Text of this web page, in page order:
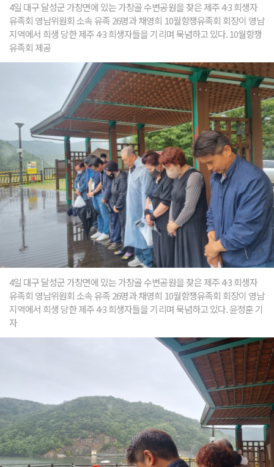
4일 대구 달성군 가창면에 있는 가창골 수변공원을 찾은 제주 4·3 희생자
유족회 영남위원회 소속 유족 26명과 채영희 10월항쟁유족회 회장이 영남
지역에서 희생 당한 제주 4·3 희생자들을 기리며 묵념하고 있다. 10월항쟁
유족회 제공
4일 대구 달성군 가창면에 있는 가창골 수변공원을 찾은 제주 4·3 희생자
유족회 영남위원회 소속 유족 26명과 채영희 10월항쟁유족회 회장이 영남
지역에서 희생 당한 제주 4·3 희생자들을 기리며 묵념하고 있다. 윤정훈 기
자